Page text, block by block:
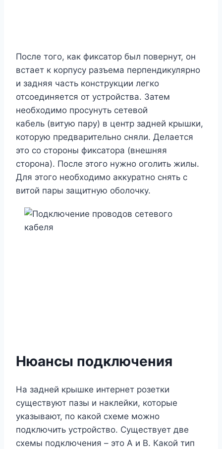
После того, как фиксатор был повернут, он
встает к корпусу разъема перпендикулярно
и задняя часть конструкции легко
отсоединяется от устройства. Затем
необходимо просунуть сетевой
кабель (витую пару) в центр задней крышки,
которую предварительно сняли. Делается
это со стороны фиксатора (внешняя
сторона). После этого нужно оголить жилы.
Для этого необходимо аккуратно снять с
витой пары защитную оболочку.
Нюансы подключения
На задней крышке интернет розетки
существуют пазы и наклейки, которые
указывают, по какой схеме можно
подключить устройство. Существует две
схемы подключения – это А и В. Какой тип